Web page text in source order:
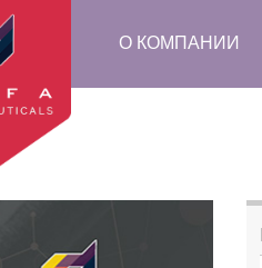
О КОМПАНИИ